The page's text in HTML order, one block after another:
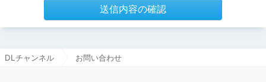
送信内容の確認
DLチャンネル お問い合わせ